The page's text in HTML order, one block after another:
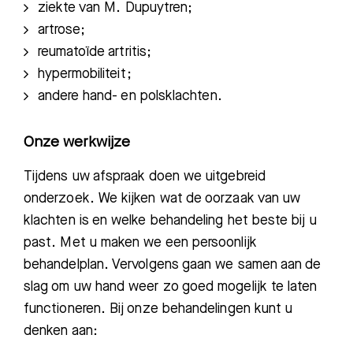
ziekte van M. Dupuytren;
artrose;
reumatoïde artritis;
hypermobiliteit;
andere hand- en polsklachten.
Onze werkwijze
Tijdens uw afspraak doen we uitgebreid
onderzoek. We kijken wat de oorzaak van uw
klachten is en welke behandeling het beste bij u
past. Met u maken we een persoonlijk
behandelplan. Vervolgens gaan we samen aan de
slag om uw hand weer zo goed mogelijk te laten
functioneren. Bij onze behandelingen kunt u
denken aan: